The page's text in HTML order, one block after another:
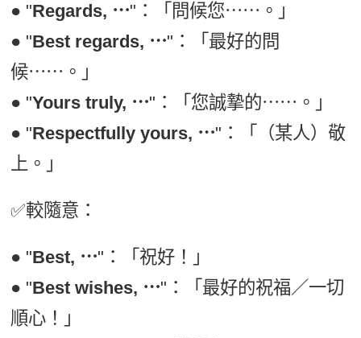
● "Regards, ⋯"：「問候您⋯⋯。」
● "Best regards, ⋯"：「最好的問
候⋯⋯。」
● "Yours truly, ⋯"：「您誠摯的⋯⋯。」
● "Respectfully yours, ⋯"：「（某人）敬
上。」
✅較隨意：
● "Best, ⋯"：「祝好！」
● "Best wishes, ⋯"：「最好的祝福／一切
順心！」